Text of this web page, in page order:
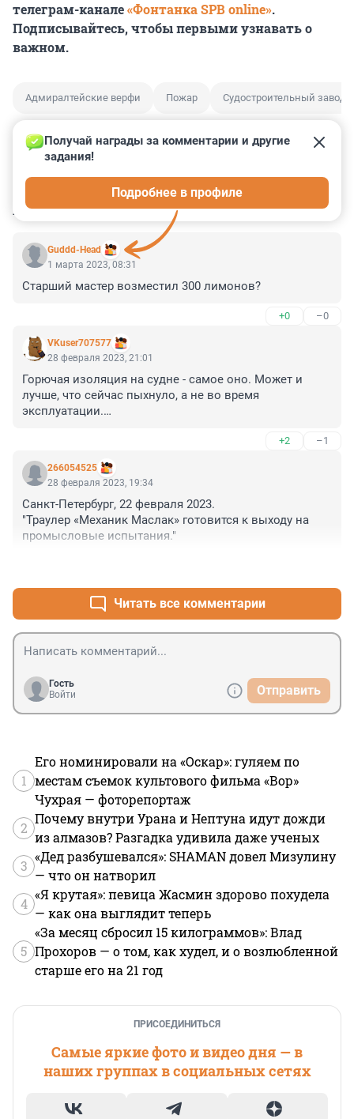
телеграм-канале«Фонтанка SPB online».
Подписывайтесь, чтобы первыми узнавать о
важном.
Адмиралтейские верфи Пожар Судостроительный завод
КОММЕНТАРИИ 15
Guddd-Head
Получай награды за комментарии и другие
задания!
Подробнее в профиле
1 марта 2023, 08:31
Старший мастер возместил 300 лимонов?
+0 –0
VKuser707577
28 февраля 2023, 21:01
Горючая изоляция на судне - самое оно. Может и
лучше, что сейчас пыхнуло, а не во время
эксплуатации.
+2 –1
266054525
28 февраля 2023, 19:34
Санкт-Петербург, 22 февраля 2023.
"Траулер «Механик Маслак» готовится к выходу на
промысловые испытания."
Читать все комментарии
Гость
Войти
Отправить
1
Его номинировали на «Оскар»: гуляем по
местам съемок культового фильма «Вор»
Чухрая — фоторепортаж
2
Почему внутри Урана и Нептуна идут дожди
из алмазов? Разгадка удивила даже ученых
3
«Дед разбушевался»: SHAMAN довел Мизулину
— что он натворил
4
«Я крутая»: певица Жасмин здорово похудела
— как она выглядит теперь
5
«За месяц сбросил 15 килограммов»: Влад
Прохоров — о том, как худел, и о возлюбленной
старше его на 21 год
ПРИСОЕДИНИТЬСЯ
Самые яркие фото и видео дня — в
наших группах в социальных сетях